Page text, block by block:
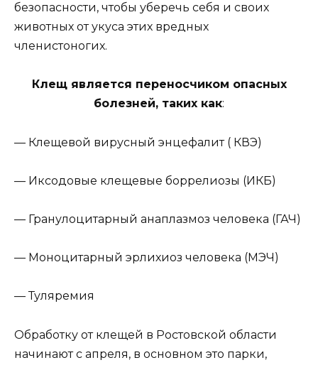
безопасности, чтобы уберечь себя и своих
животных от укуса этих вредных
членистоногих.
Клещ является переносчиком опасных
болезней, таких как:
— Клещевой вирусный энцефалит ( КВЭ)
— Иксодовые клещевые боррелиозы (ИКБ)
— Гранулоцитарный анаплазмоз человека (ГАЧ)
— Моноцитарный эрлихиоз человека (МЭЧ)
— Туляремия
Обработку от клещей в Ростовской области
начинают с апреля, в основном это парки,